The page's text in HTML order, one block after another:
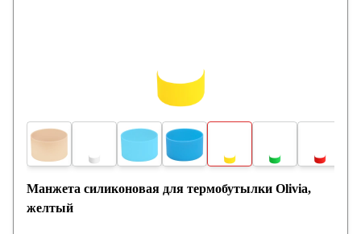
Манжета силиконовая для термобутылки Olivia,
желтый